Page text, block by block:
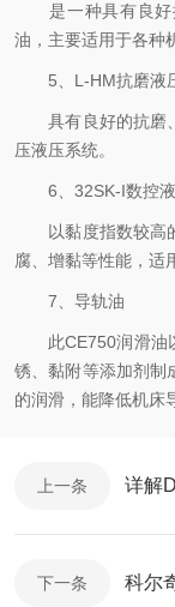
是一种具有良好
油，主要适用于各种
5、L-HM抗磨液
具有良好的抗磨、
压液压系统。
6、32SK-I数控液
以黏度指数较高的
腐、增黏等性能，适
7、导轨油
此CE750润滑油以
锈、黏附等添加剂制
的润滑，能降低机床
上一条 详解
下一条 科尔